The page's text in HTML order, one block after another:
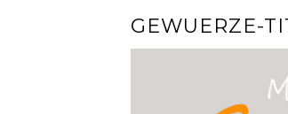
GEWUERZE-